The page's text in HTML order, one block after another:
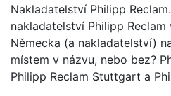
Nakladatelství Philipp
nakladatelství Philipp
Německa (a nakladatelství)
místem v názvu, nebo bez?
Philipp Reclam Stuttgart a